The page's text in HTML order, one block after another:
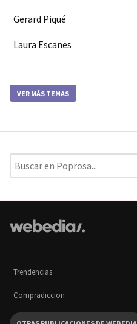
Gerard Piqué
Laura Escanes
VER MÁS TEMAS
Trendencias
Compradiccion